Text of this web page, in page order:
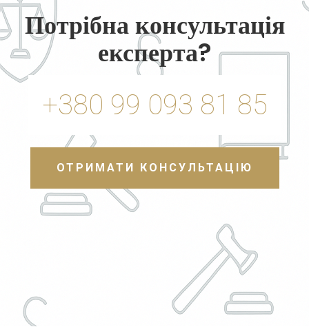
Потрібна консультація
експерта?
+380 99 093 81 85
ОТРИМАТИ КОНСУЛЬТАЦІЮ